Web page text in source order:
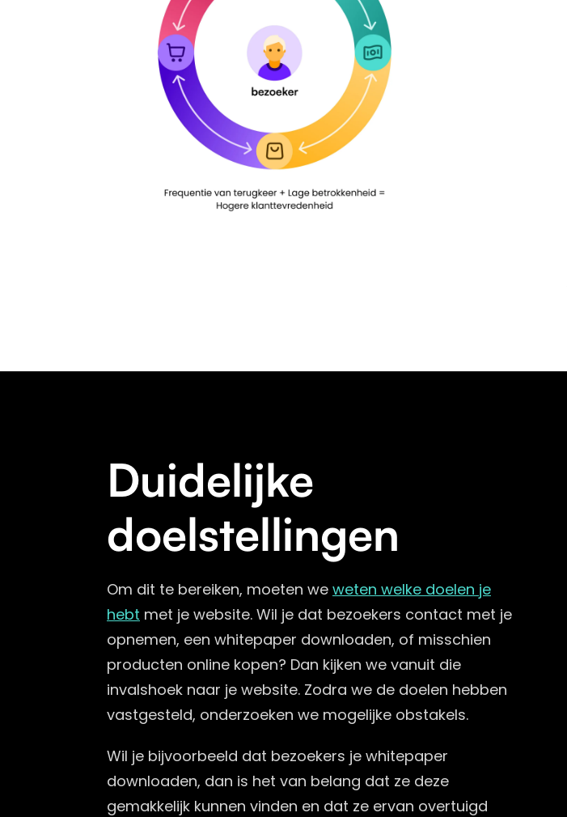
Duidelijke
doelstellingen
Om dit te bereiken, moeten we weten welke doelen je
hebt met je website. Wil je dat bezoekers contact met je
opnemen, een whitepaper downloaden, of misschien
producten online kopen? Dan kijken we vanuit die
invalshoek naar je website. Zodra we de doelen hebben
vastgesteld, onderzoeken we mogelijke obstakels.
Wil je bijvoorbeeld dat bezoekers je whitepaper
downloaden, dan is het van belang dat ze deze
gemakkelijk kunnen vinden en dat ze ervan overtuigd